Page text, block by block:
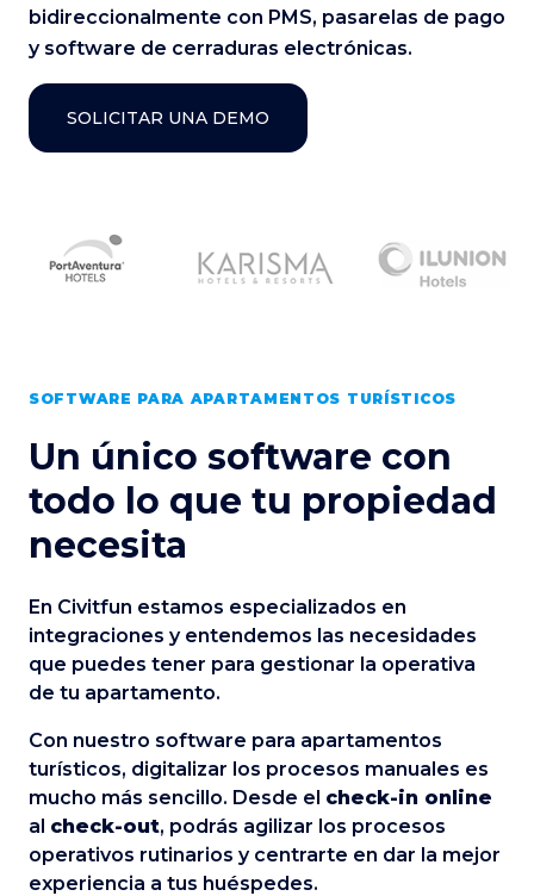
bidireccionalmente con PMS, pasarelas de pago
y software de cerraduras electrónicas.
SOLICITAR UNA DEMO
SOFTWARE PARA APARTAMENTOS TURÍSTICOS
Un único software con
todo lo que tu propiedad
necesita
En Civitfun estamos especializados en
integraciones y entendemos las necesidades
que puedes tener para gestionar la operativa
de tu apartamento.
Con nuestro software para apartamentos
turísticos, digitalizar los procesos manuales es
mucho más sencillo. Desde el check-in online
al check-out, podrás agilizar los procesos
operativos rutinarios y centrarte en dar la mejor
experiencia a tus huéspedes.